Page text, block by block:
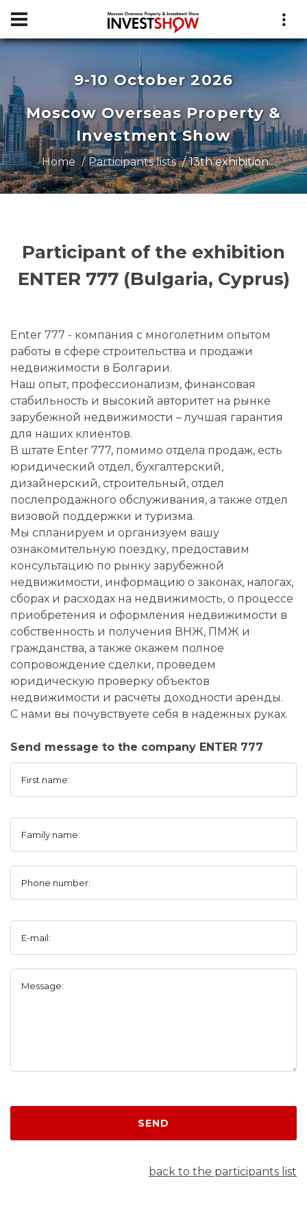
9-10 October 2026
Moscow Overseas Property &
Investment Show
Home Participants lists 13th exhibition
Participant of the exhibition
ENTER 777 (Bulgaria, Cyprus)
Enter 777 - компания с многолетним опытом
работы в сфере строительства и продажи
недвижимости в Болгарии.
Наш опыт, профессионализм, финансовая
стабильность и высокий авторитет на рынке
зарубежной недвижимости – лучшая гарантия
для наших клиентов.
В штате Enter 777, помимо отдела продаж, есть
юридический отдел, бухгалтерский,
дизайнерский, строительный, отдел
послепродажного обслуживания, а также отдел
визовой поддержки и туризма.
Мы спланируем и организуем вашу
ознакомительную поездку, предоставим
консультацию по рынку зарубежной
недвижимости, информацию о законах, налогах,
сборах и расходах на недвижимость, о процессе
приобретения и оформления недвижимости в
собственность и получения ВНЖ, ПМЖ и
гражданства, а также окажем полное
сопровождение сделки, проведем
юридическую проверку объектов
недвижимости и расчеты доходности аренды.
С нами вы почувствуете себя в надежных руках.
Send message to the company ENTER 777
First name:
Family name:
Phone number:
E-mail:
Message:
SEND
back to the participants list